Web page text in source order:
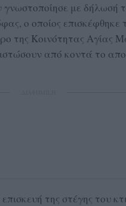
με δήλωσή
ο οποίος επισκέφθηκε
της Κοινότητας Αγίας
από κοντά το
της στέγης του